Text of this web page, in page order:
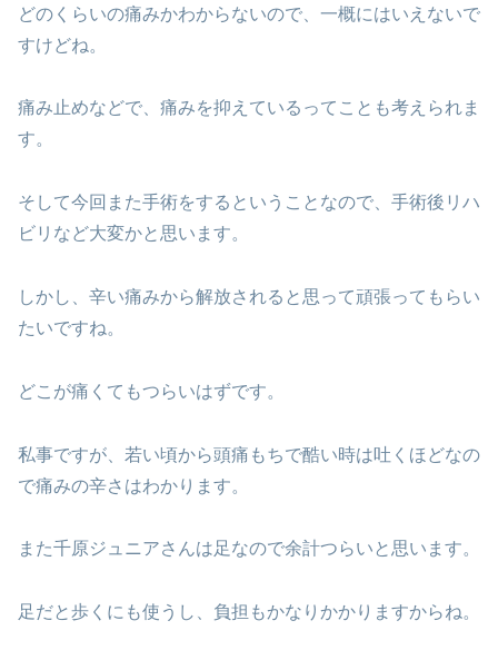
どのくらいの痛みかわからないので、一概にはいえないで
すけどね。
痛み止めなどで、痛みを抑えているってことも考えられま
す。
そして今回また手術をするということなので、手術後リハ
ビリなど大変かと思います。
しかし、辛い痛みから解放されると思って頑張ってもらい
たいですね。
どこが痛くてもつらいはずです。
私事ですが、若い頃から頭痛もちで酷い時は吐くほどなの
で痛みの辛さはわかります。
また千原ジュニアさんは足なので余計つらいと思います。
足だと歩くにも使うし、負担もかなりかかりますからね。